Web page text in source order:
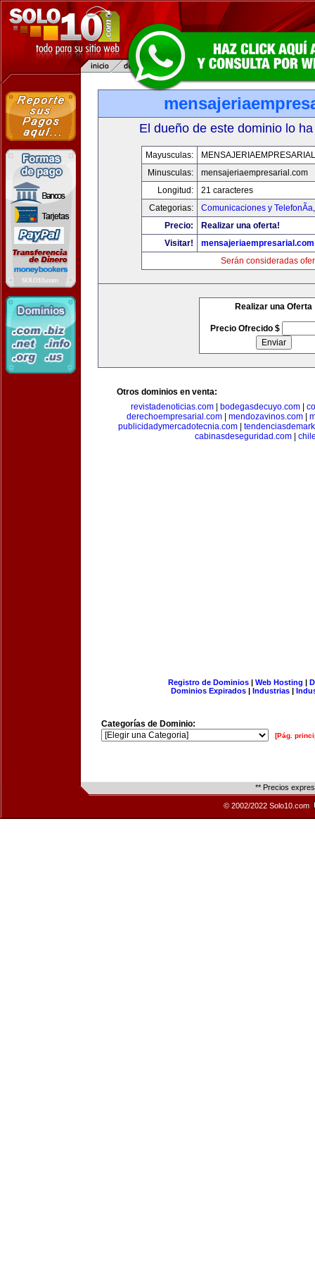
El dueño de este dominio lo
Mayusculas:
Minusculas:
mensajeriaempresarial.com
Longitud:
21 caracteres
Categorias:
Comunicaciones y TelefonÃ­a
Precio:
Realizar una oferta!
Visitar!
mensajeriaempresarial.com
Serán consideradas
Realizar una Oferta
Precio Ofrecido $
Otros dominios en venta:
revistadenoticias.com
bodegasdecuyo.com
derechoempresarial.com
mendozavinos.com
publicidadymercadotecnia.com|
cabinasdeseguridad.com
Registro de Dominios| Web Hosting |
Dominios Expirados | Industrias |
Categorías de Dominio:
[Pág.
** Precios
© 2002/2022 Solo10.com